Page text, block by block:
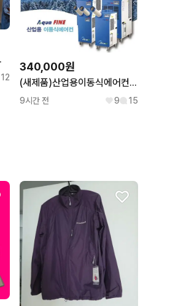
한정판
12
340,000원
(새제품)산업용이동식에어컨 공업용이동식에어컨 업소용이동식에어컨 공장에어컨
9시간 전 9 15